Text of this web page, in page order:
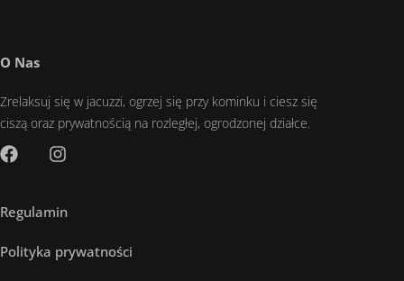
O Nas
Zrelaksuj się w jacuzzi, ogrzej się przy kominku i ciesz się
ciszą oraz prywatnością na rozległej, ogrodzonej działce.
Regulamin
Polityka prywatności